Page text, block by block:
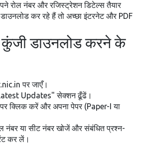
रोल नंबर और रजिस्ट्रेशन डिटेल्स तैयार
कर रहे हैं तो अच्छा इंटरनेट और PDF
कुंजी डाउनलोड करने के
पर जाएँ।
Updates" सेक्शन ढूँढें।
क्लिक करें और अपना पेपर (Paper-I या
नंबर या सीट नंबर खोजें और संबंधित प्रश्न-
कर लें।